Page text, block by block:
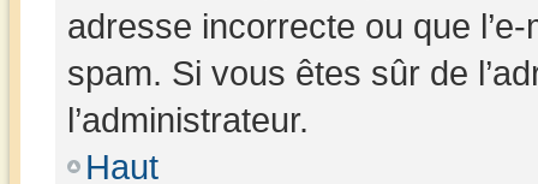
adresse incorrecte ou que
spam. Si vous êtes sûr de
l’administrateur.
Haut